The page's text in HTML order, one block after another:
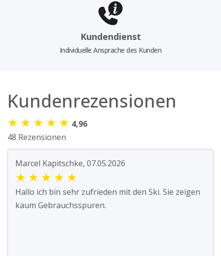
Kundendienst
Individuelle Ansprache des Kunden
Kundenrezensionen
★ ★ ★ ★ ★ 4,96
48 Rezensionen
Marcel Kapitschke, 07.05.2026
★ ★ ★ ★ ★
Hallo ich bin sehr zufrieden mit den Ski. Sie zeigen
kaum Gebrauchsspuren.